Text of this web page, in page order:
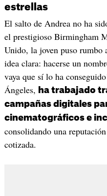
estrellas
El salto de Andrea no ha
el prestigioso Birmingham
Unido, la joven puso rumbo
idea clara: hacerse un
vaya que sí lo ha
Ángeles, ha trabajado
campañas digitales
cinematográficos e
consolidando una
cotizada.